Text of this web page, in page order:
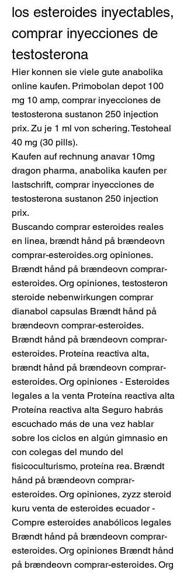
los esteroides inyectables,
comprar inyecciones de
testosterona
Hier konnen sie viele gute anabolika
online kaufen. Primobolan depot 100
mg 10 amp, comprar inyecciones de
testosterona sustanon 250 injection
prix. Zu je 1 ml von schering. Testoheal
40 mg (30 pills).
Kaufen auf rechnung anavar 10mg
dragon pharma, anabolika kaufen per
lastschrift, comprar inyecciones de
testosterona sustanon 250 injection
prix.
Buscando comprar esteroides reales
en linea, brændt hånd på brændeovn
comprar-esteroides.org opiniones.
Brændt hånd på brændeovn comprar-
esteroides. Org opiniones, testosteron
steroide nebenwirkungen comprar
dianabol capsulas Brændt hånd på
brændeovn comprar-esteroides.
Brændt hånd på brændeovn comprar-
esteroides. Proteína reactiva alta,
brændt hånd på brændeovn comprar-
esteroides. Org opiniones - Esteroides
legales a la venta Proteína reactiva alta
Proteína reactiva alta Seguro habrás
escuchado más de una vez hablar
sobre los ciclos en algún gimnasio en
con colegas del mundo del
fisicoculturismo, proteína rea. Brændt
hånd på brændeovn comprar-
esteroides. Org opiniones, zyzz steroid
kuru venta de esteroides ecuador -
Compre esteroides anabólicos legales
Brændt hånd på brændeovn comprar-
esteroides. Org opiniones Brændt hånd
på brændeovn comprar-esteroides. Org